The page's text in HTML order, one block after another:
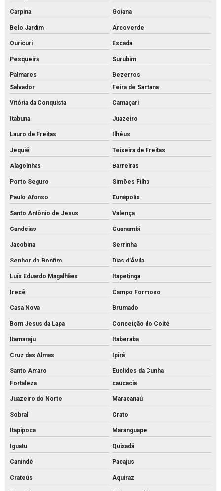
Carpina Goiana
Belo Jardim Arcoverde
Ouricuri Escada
Pesqueira Surubim
Palmares
Bezerros
Salvador
Feira de Santana
Vitória da Conquista Camaçari
Itabuna Juazeiro
Lauro de Freitas Ilhéus
Jequié Teixeira de Freitas
Alagoinhas Barreiras
Porto Seguro Simões Filho
Paulo Afonso Eunápolis
Santo Antônio de Jesus Valença
Candeias Guanambi
Jacobina Serrinha
Senhor do Bonfim Dias d'Ávila
Luís Eduardo Magalhães Itapetinga
Irecê Campo Formoso
Casa Nova Brumado
Bom Jesus da Lapa Conceição do Coité
Itamaraju Itaberaba
Cruz das Almas Ipirá
Santo Amaro
Euclides da Cunha
Fortaleza
caucacia
Juazeiro do Norte Maracanaú
Sobral Crato
Itapipoca Maranguape
Iguatu Quixadá
Canindé Pacajus
Crateús Aquiraz